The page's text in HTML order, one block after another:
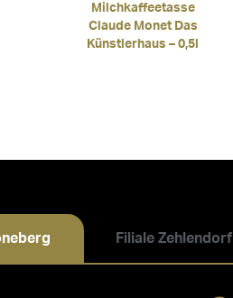
Milchkaffeetasse
Claude Monet Das
Künstlerhaus – 0,5l
Filiale Zehlendorf